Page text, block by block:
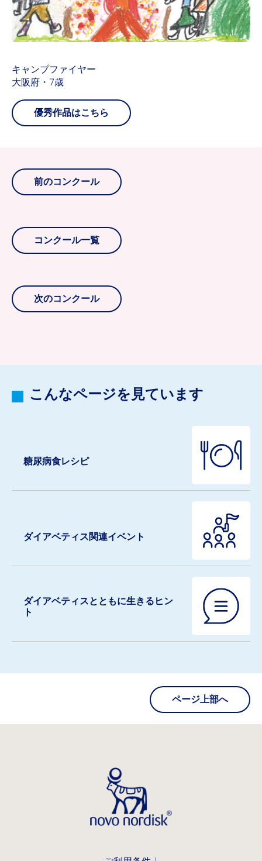
キャンプファイヤー
大阪府・7歳
優秀作品はこちら
前のコンクール
コンクール一覧
次のコンクール
こんなページを見ています
糖尿病食レシピ
ダイアベティス関連イベント
ダイアベティスとともに生きるヒン
ト
ページ上部へ